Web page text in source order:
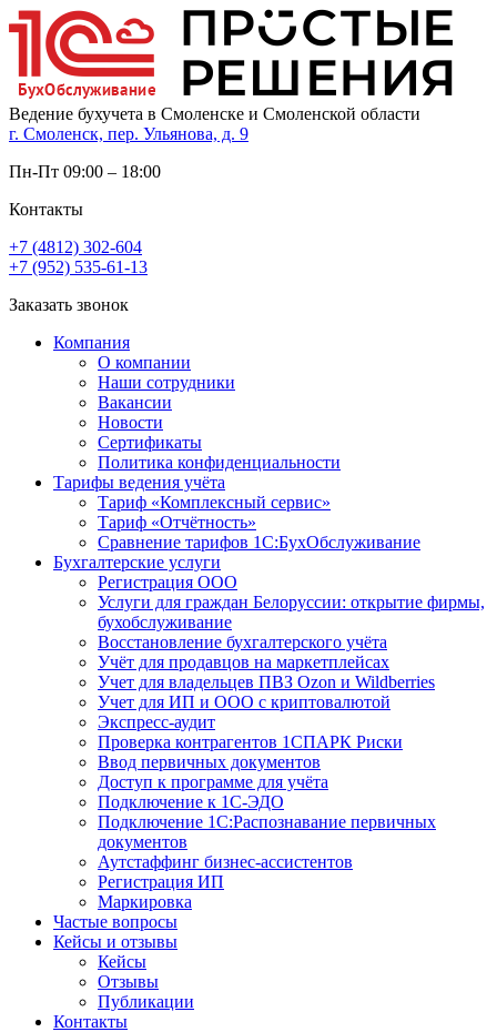
Ведение бухучета в Смоленске и Смоленской области
г. Смоленск, пер. Ульянова, д. 9
Пн-Пт 09:00 – 18:00
Контакты
+7 (4812) 302-604
+7 (952) 535-61-13
Заказать звонок
Компания
О компании
Наши сотрудники
Вакансии
Новости
Сертификаты
Политика конфиденциальности
Тарифы ведения учёта
Тариф «Комплексный сервис»
Тариф «Отчётность»
Сравнение тарифов 1С:БухОбслуживание
Бухгалтерские услуги
Регистрация ООО
Услуги для граждан Белоруссии: открытие фирмы,
бухобслуживание
Восстановление бухгалтерского учёта
Учёт для продавцов на маркетплейсах
Учет для владельцев ПВЗ Ozon и Wildberries
Учет для ИП и ООО с криптовалютой
Экспресс-аудит
Проверка контрагентов 1СПАРК Риски
Ввод первичных документов
Доступ к программе для учёта
Подключение к 1С-ЭДО
Подключение 1С:Распознавание первичных
документов
Аутстаффинг бизнес-ассистентов
Регистрация ИП
Маркировка
Частые вопросы
Кейсы и отзывы
Кейсы
Отзывы
Публикации
Контакты